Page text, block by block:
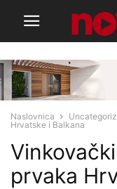
Naslovnica
Hrvatske i Balkana
prvaka